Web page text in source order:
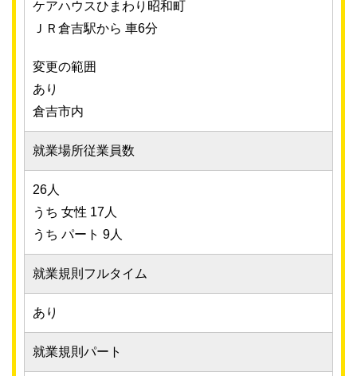
ケアハウスひまわり昭和町
ＪＲ倉吉駅から 車6分
変更の範囲
あり
倉吉市内
就業場所従業員数
26人
うち 女性 17人
うち パート 9人
就業規則フルタイム
あり
就業規則パート